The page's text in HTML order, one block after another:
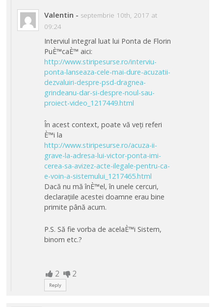
Valentin - septembrie 10th, 2017 at
09:24
Interviul integral luat lui Ponta de Florin
PuÈ™caÈ™ aici:
http://www.stiripesurse.ro/interviu-
ponta-lanseaza-cele-mai-dure-acuzatii-
dezvaluiri-despre-psd-dragnea-
grindeanu-dar-si-despre-noul-sau-
proiect-video_1217449.html
În acest context, poate vă veți referi
È™i la
http://www.stiripesurse.ro/acuza-ii-
grave-la-adresa-lui-victor-ponta-imi-
cerea-sa-avizez-acte-ilegale-pentru-ca-
e-voin-a-sistemului_1217465.html
Dacă nu mă înÈ™el, în unele cercuri,
declarațiile acestei doamne erau bine
primite până acum.
P.S. Să fie vorba de acelaÈ™i Sistem,
binom etc.?
2 2
Reply